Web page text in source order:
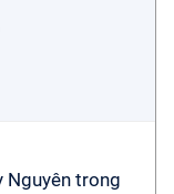
Nguyên trong